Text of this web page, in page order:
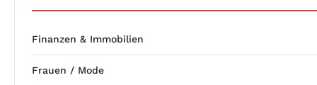
Finanzen & Immobilien
Frauen / Mode